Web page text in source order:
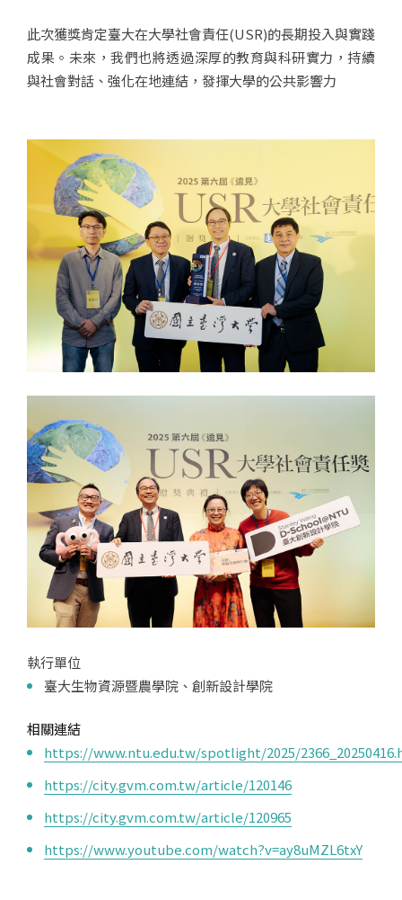
此次獲獎肯定臺大在大學社會責任(USR)的長期投入與實踐
成果。未來，我們也將透過深厚的教育與科研實力，持續
與社會對話、強化在地連結，發揮大學的公共影響力
執行單位
臺大生物資源暨農學院、創新設計學院
相關連結
https://www.ntu.edu.tw/spotlight/2025/
https://city.gvm.com.tw/article/120146
https://city.gvm.com.tw/article/120965
https://www.youtube.com/watch?v=ay8uMZL6txY